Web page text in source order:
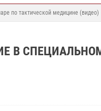
по тактической медицине (видео)
В